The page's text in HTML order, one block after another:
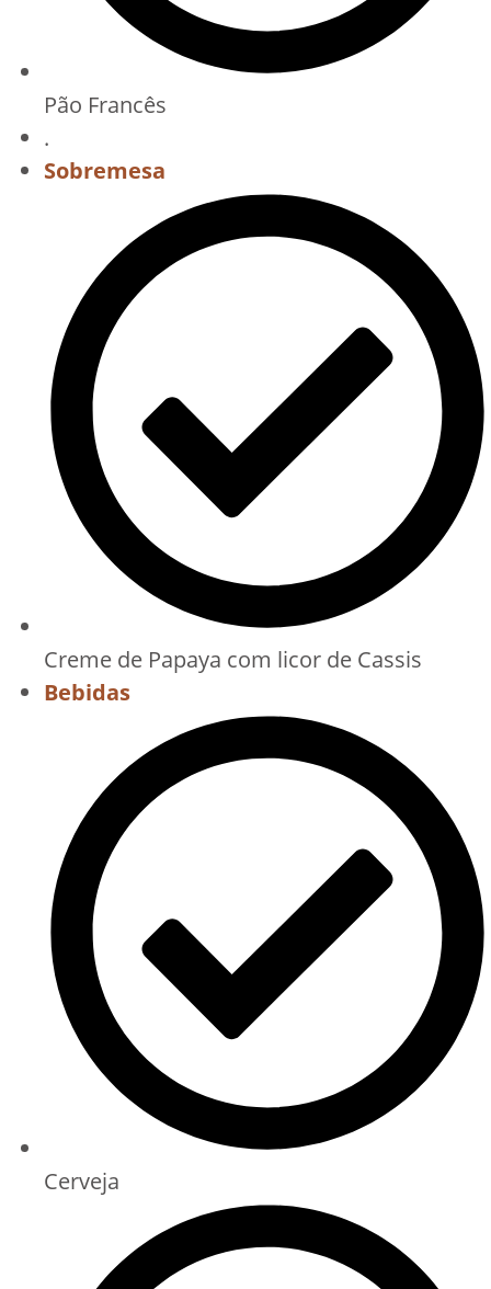
Pão Francês
.
Sobremesa
Creme de Papaya com licor de Cassis
Bebidas
Cerveja